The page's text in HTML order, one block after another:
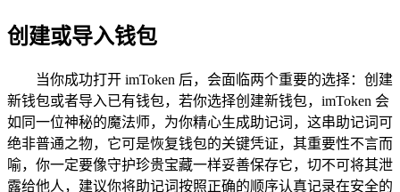
创建或导入钱包
当你成功打开 imToken 后，会面临两个重要的选择：创建
新钱包或者导入已有钱包，若你选择创建新钱包，imToken 会
如同一位神秘的魔法师，为你精心生成助记词，这串助记词可
绝非普通之物，它可是恢复钱包的关键凭证，其重要性不言而
喻，你一定要像守护珍贵宝藏一样妥善保存它，切不可将其泄
露给他人，建议你将助记词按照正确的顺序认真记录在安全的